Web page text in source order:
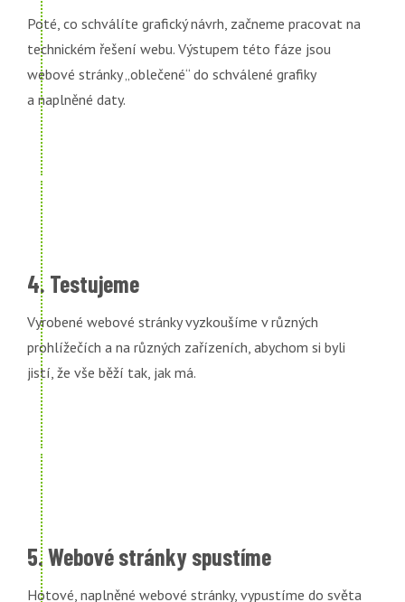
Poté, co schválíte grafický návrh, začneme pracovat na
technickém řešení webu. Výstupem této fáze jsou
webové stránky „oblečené“ do schválené grafiky
a naplněné daty.
4. Testujeme
Vyrobené webové stránky vyzkoušíme v různých
prohlížečích a na různých zařízeních, abychom si byli
jistí, že vše běží tak, jak má.
5. Webové stránky spustíme
Hotové, naplněné webové stránky, vypustíme do světa